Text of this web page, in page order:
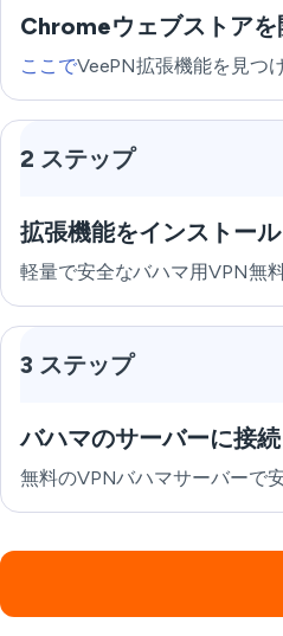
Chromeウェブストアを
ここでVeePN拡張機能を見つ
2 ステップ
拡張機能をインストール
軽量で安全なバハマ用VPN無
3 ステップ
バハマのサーバーに接続
無料のVPNバハマサーバーで